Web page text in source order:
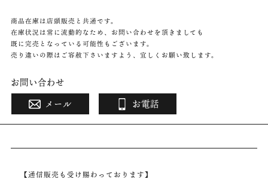
商品在庫は店頭販売と共通です。
在庫状況は常に流動的なため、お問い合わせを頂きましても
既に完売となっている可能性もございます。
売り違いの際はご容赦下さいますよう、宜しくお願い致します。
お問い合わせ
メール
お電話
【通信販売も受け賜わっております】